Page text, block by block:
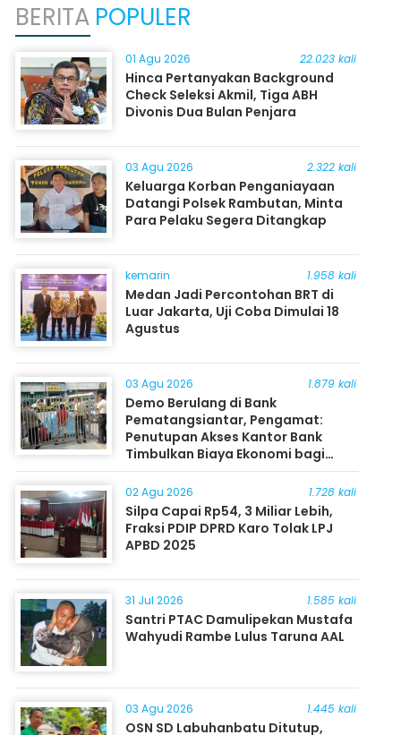
BERITA POPULER
01 Agu 2026 22.023 kali
Hinca Pertanyakan Background
Check Seleksi Akmil, Tiga ABH
Divonis Dua Bulan Penjara
03 Agu 2026 2.322 kali
Keluarga Korban Penganiayaan
Datangi Polsek Rambutan, Minta
Para Pelaku Segera Ditangkap
kemarin 1.958 kali
Medan Jadi Percontohan BRT di
Luar Jakarta, Uji Coba Dimulai 18
Agustus
03 Agu 2026 1.879 kali
Demo Berulang di Bank
Pematangsiantar, Pengamat:
Penutupan Akses Kantor Bank
Timbulkan Biaya Ekonomi bagi
Masyarakat
02 Agu 2026 1.728 kali
Silpa Capai Rp54, 3 Miliar Lebih,
Fraksi PDIP DPRD Karo Tolak LPJ
APBD 2025
31 Jul 2026 1.585 kali
Santri PTAC Damulipekan Mustafa
Wahyudi Rambe Lulus Taruna AAL
03 Agu 2026 1.445 kali
OSN SD Labuhanbatu Ditutup,